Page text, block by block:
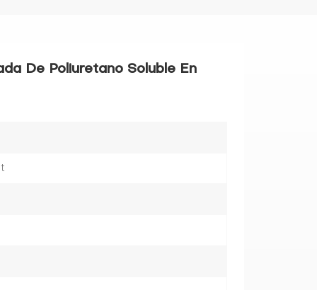
De Poliuretano Soluble En